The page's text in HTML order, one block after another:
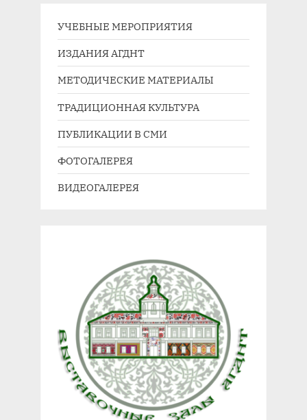
ю
щ
а
я
з
а
п
и
с
УЧЕБНЫЕ МЕРОПРИЯТИЯ
ИЗДАНИЯ АГДНТ
МЕТОДИЧЕСКИЕ МАТЕРИАЛЫ
ТРАДИЦИОННАЯ КУЛЬТУРА
ПУБЛИКАЦИИ В СМИ
ФОТОГАЛЕРЕЯ
ВИДЕОГАЛЕРЕЯ